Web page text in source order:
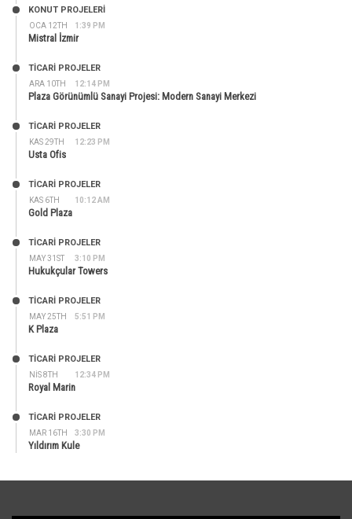
OCA 12TH 1:39 PM
KONUT PROJELERI
Mistral İzmir
ARA 10TH 12:14 PM
TİCARİ PROJELER
Plaza Görünümlü Sanayi Projesi: Modern Sanayi Merkezi
KAS 29TH 12:23 PM
TİCARİ PROJELER
Usta Ofis
KAS 6TH 10:12 AM
TİCARİ PROJELER
Gold Plaza
MAY 31ST 3:10 PM
TİCARİ PROJELER
Hukukçular Towers
MAY 25TH 5:51 PM
TİCARİ PROJELER
K Plaza
NIS 8TH 12:34 PM
TİCARİ PROJELER
Royal Marin
MAR 16TH 3:30 PM
TİCARİ PROJELER
Yıldırım Kule